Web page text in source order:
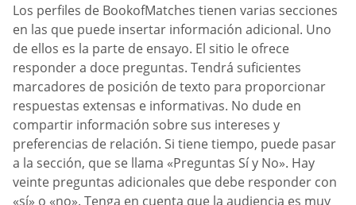
Los perfiles de BookofMatches tienen varias secciones
en las que puede insertar información adicional. Uno
de ellos es la parte de ensayo. El sitio le ofrece
responder a doce preguntas. Tendrá suficientes
marcadores de posición de texto para proporcionar
respuestas extensas e informativas. No dude en
compartir información sobre sus intereses y
preferencias de relación. Si tiene tiempo, puede pasar
a la sección, que se llama «Preguntas Sí y No». Hay
veinte preguntas adicionales que debe responder con
«sí» o «no». Tenga en cuenta que la audiencia es muy